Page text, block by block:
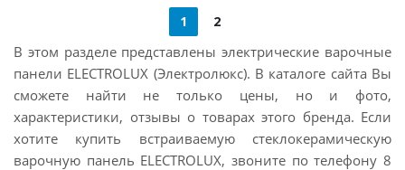
1 2
В этом разделе представлены электрические варочные
панели ELECTROLUX (Электролюкс). В каталоге сайта Вы
сможете найти не только цены, но и фото,
характеристики, отзывы о товарах этого бренда. Если
хотите купить встраиваемую стеклокерамическую
варочную панель ELECTROLUX, звоните по телефону 8